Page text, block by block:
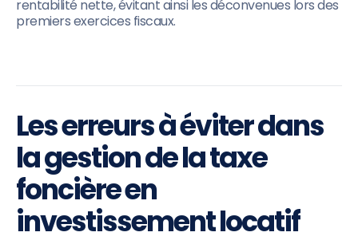
rentabilité nette, évitant ainsi les déconvenues lors des
premiers exercices fiscaux.
Les erreurs à éviter dans
la gestion de la taxe
foncière en
investissement locatif